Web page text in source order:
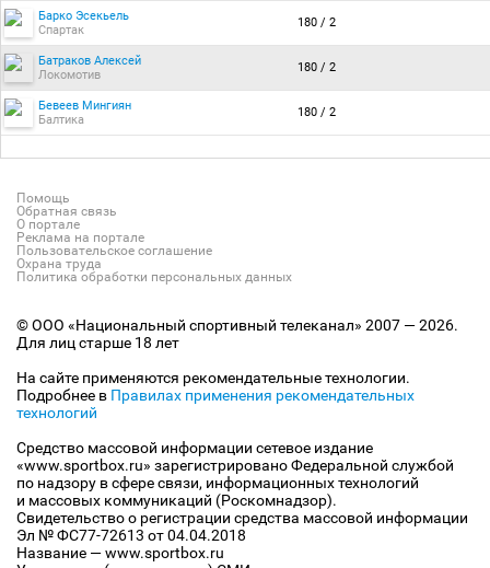
Барко Эсекьель
Спартак
180 / 2
Батраков Алексей
Локомотив
180 / 2
Бевеев Мингиян
Балтика
180 / 2
Помощь
Обратная связь
О портале
Реклама на портале
Пользовательское соглашение
Охрана труда
Политика обработки персональных данных
© ООО «Национальный спортивный телеканал» 2007 — 2026.
Для лиц старше 18 лет
На сайте применяются рекомендательные технологии.
Подробнее в Правилах применения рекомендательных
технологий
Средство массовой информации сетевое издание
«www.sportbox.ru» зарегистрировано Федеральной службой
по надзору в сфере связи, информационных технологий
и массовых коммуникаций (Роскомнадзор).
Свидетельство о регистрации средства массовой информации
Эл № ФС77-72613 от 04.04.2018
Название — www.sportbox.ru